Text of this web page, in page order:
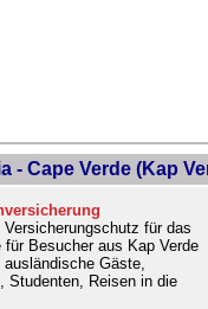
- Cape Verde (Kap
Versicherungschutz für das
Besucher aus Kap Verde
ausländische Gäste,
Studenten, Reisen in die